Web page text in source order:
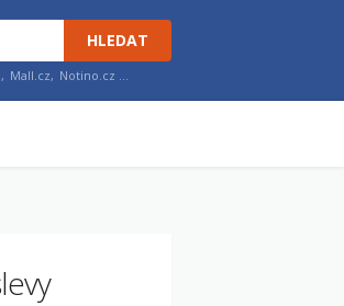
HLEDAT
, Mall.cz, Notino.cz …